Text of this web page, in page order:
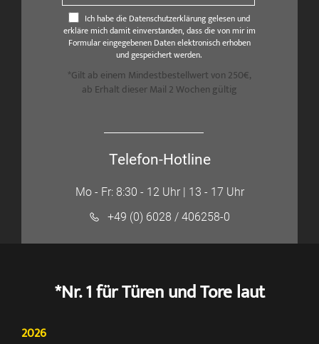
Ich habe die Datenschutzerklärung gelesen und
erkläre mich damit einverstanden, dass die von mir im
Formular eingegebenen Daten elektronisch erhoben
und gespeichert werden.
*Gilt ab einem Mindestbestellwert von 250€,
ab Erhalt dieser Mail 2 Wochen gültig
Telefon-Hotline
Mo - Fr: 8:30 - 12 Uhr | 13 - 17 Uhr
+49 (0) 6028 / 406258-0
*Nr. 1 für Türen und Tore laut
2026